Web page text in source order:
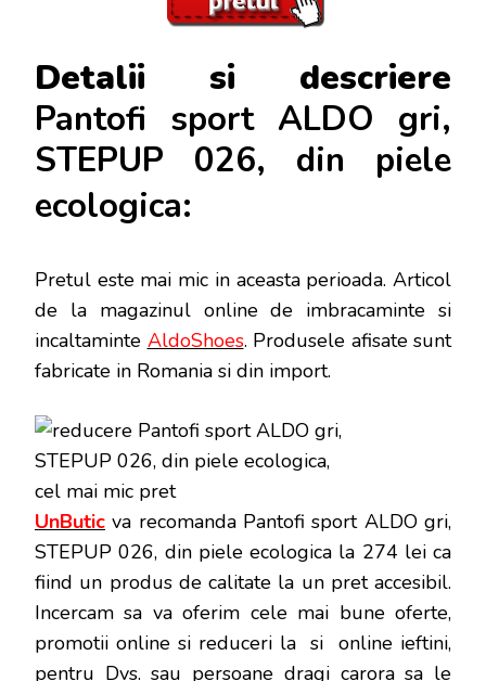
Detalii si descriere
Pantofi sport ALDO gri,
STEPUP 026, din piele
ecologica:
Pretul este mai mic in aceasta perioada. Articol
de la magazinul online de imbracaminte si
incaltaminte AldoShoes. Produsele afisate sunt
fabricate in Romania si din import.
UnButic va recomanda Pantofi sport ALDO gri,
STEPUP 026, din piele ecologica la 274 lei ca
fiind un produs de calitate la un pret accesibil.
Incercam sa va oferim cele mai bune oferte,
promotii online si reduceri la si online ieftini,
pentru Dvs. sau persoane dragi carora sa le